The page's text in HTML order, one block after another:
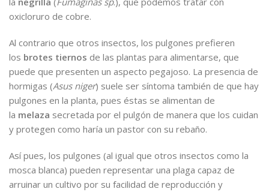
oxicloruro de cobre.
Al contrario que otros insectos, los pulgones prefieren
los brotes tiernos de las plantas para alimentarse, que
puede que presenten un aspecto pegajoso. La presencia de
hormigas (Asus niger) suele ser síntoma también de que hay
pulgones en la planta, pues éstas se alimentan de
la melaza secretada por el pulgón de manera que los cuidan
y protegen como haría un pastor con su rebaño.
Así pues, los pulgones (al igual que otros insectos como la
mosca blanca) pueden representar una plaga capaz de
arruinar un cultivo por su facilidad de reproducción y